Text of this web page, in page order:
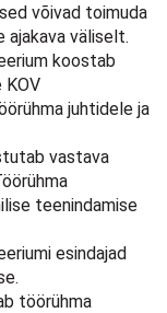
võivad toimuda
ajakava väliselt.
koostab
KOV
juhtidele ja
vastava
teenindamise
esindajad
töörühma